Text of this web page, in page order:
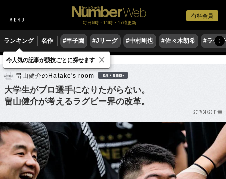
有料会員
毎日6時・11時・17時更新
ランキング 名作 #甲子園 #Jリーグ #中村剛也 #佐々木朗希 #ラグ〉
ラグビー
畠山健介のHatake's room BACK NUMBER
大学生がプロ選手になりたがらない。
畠山健介が考えるラグビー界の改革。
2017/04/28 11:00
今人気の記事が競技ごとに探せます ×